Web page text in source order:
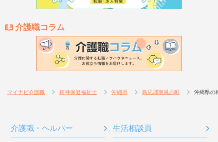
介護職コラム
マイナビ介護職 精神保健福祉士 沖縄県 島尻郡南風原町 沖縄県の
介護職・ヘルパー 生活相談員